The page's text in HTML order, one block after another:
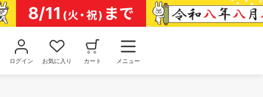
ログイン お気に入り カート メニュー